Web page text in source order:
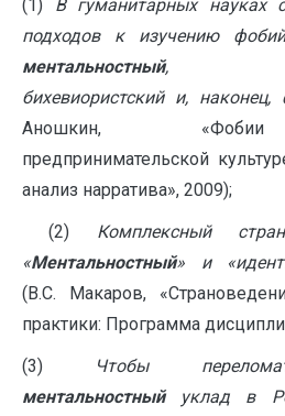
(1) В гуманитарных науках
подходов к изучению
ментальностный,
бихевиористский и, наконец,
Аношкин, «Фобии
предпринимательской
анализ нарратива», 2009);
(2) Комплексный
«Ментальностный» и
(В.С. Макаров,
практики: Программа
(3)
Чтобы
ментальностныйуклад в